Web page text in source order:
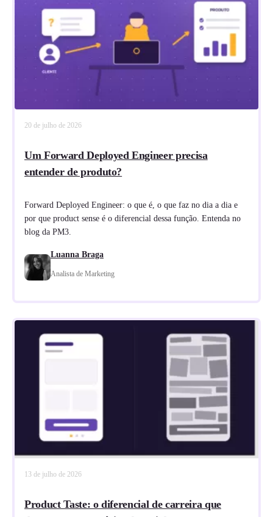
20 de julho de 2026
Um Forward Deployed Engineer precisa
entender de produto?
Forward Deployed Engineer: o que é, o que faz no dia a dia e
por que product sense é o diferencial dessa função. Entenda no
blog da PM3.
Luanna Braga
Analista de Marketing
13 de julho de 2026
Product Taste: o diferencial de carreira que